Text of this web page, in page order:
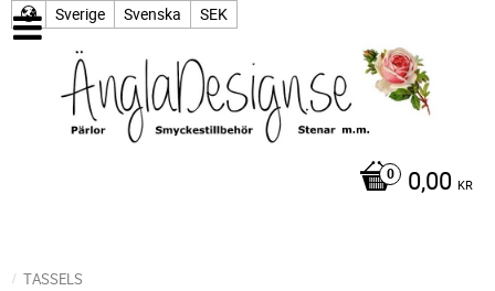
Sverige Svenska SEK
0,00 KR
TASSELS